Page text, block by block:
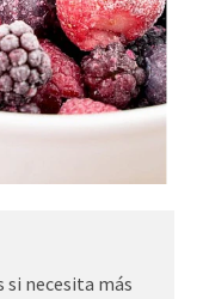
necesita más